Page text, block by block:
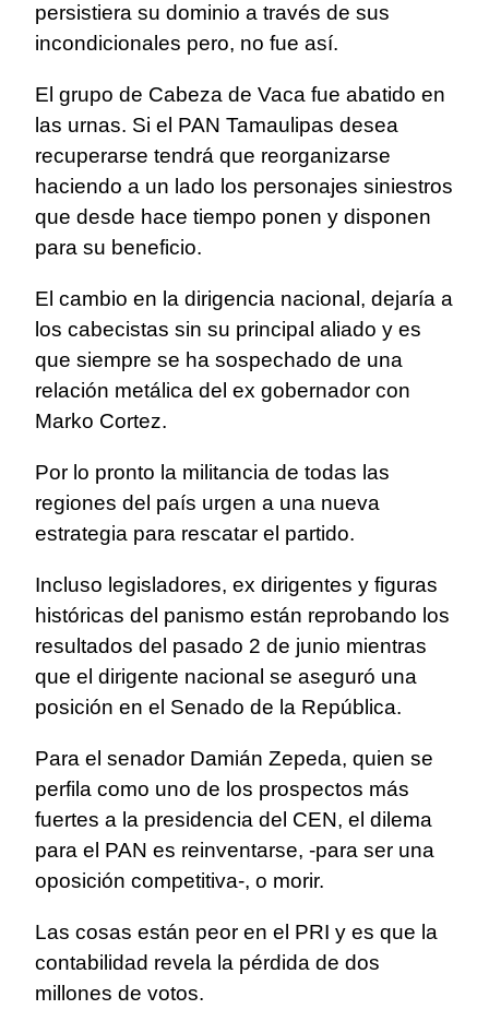
persistiera su dominio a través de sus
incondicionales pero, no fue así.
El grupo de Cabeza de Vaca fue abatido en
las urnas. Si el PAN Tamaulipas desea
recuperarse tendrá que reorganizarse
haciendo a un lado los personajes siniestros
que desde hace tiempo ponen y disponen
para su beneficio.
El cambio en la dirigencia nacional, dejaría a
los cabecistas sin su principal aliado y es
que siempre se ha sospechado de una
relación metálica del ex gobernador con
Marko Cortez.
Por lo pronto la militancia de todas las
regiones del país urgen a una nueva
estrategia para rescatar el partido.
Incluso legisladores, ex dirigentes y figuras
históricas del panismo están reprobando los
resultados del pasado 2 de junio mientras
que el dirigente nacional se aseguró una
posición en el Senado de la República.
Para el senador Damián Zepeda, quien se
perfila como uno de los prospectos más
fuertes a la presidencia del CEN, el dilema
para el PAN es reinventarse, -para ser una
oposición competitiva-, o morir.
Las cosas están peor en el PRI y es que la
contabilidad revela la pérdida de dos
millones de votos.